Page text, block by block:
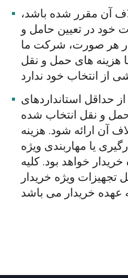
آن مقرر شده باشد،
خود در تعیین حامل و
در هر صورت، شرکت ما
هزینه های حمل و نقل
حداقل استانداردهای
و نقل انتخاب شده
آن ارائه شود. هزینه
یا مهاربندی ویژه
خواهد بود. کلیه
تجهیزات ویژه خریدار